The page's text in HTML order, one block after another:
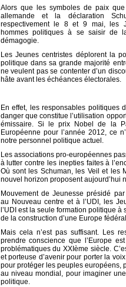
Alors que les symboles de paix
allemande et la déclaration
respectivement le 8 et 9 mai, les
hommes politiques à se saisir de
démagogie.
Les Jeunes centristes déplorent la
politique dans sa grande majorité
ne veulent pas se contenter d’un
hâte avant les échéances électorales.
En effet, les responsables politiques
danger que constitue l’utilisation
émissaire. Si le prix Nobel de la
Européenne pour l’année 2012, ce
notre personnel politique actuel.
Les associations pro-européennes
à lutter contre les inepties faites à
Où sont les Schuman, les Veil et les
nouvel horizon proposent aujourd’hui
Mouvement de Jeunesse présidé
au Nouveau centre et à l’UDI, les
l’UDI est la seule formation politique
de la construction d’une Europe
Mais cela n’est pas suffisant. Les
prendre conscience que l’Europe
problématiques du XXIème siècle.
et porteuse d’avenir pour porter la
pour protéger les peuples européens,
au niveau mondial, pour imaginer
politique.